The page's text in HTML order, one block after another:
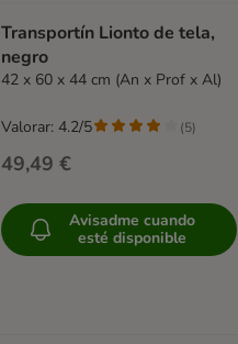
Transportín Lionto de tela,
negro
42 x 60 x 44 cm (An x Prof x Al)
49,49 €
Valorar: 4.2/5 (5)
Avisadme cuando
esté disponible